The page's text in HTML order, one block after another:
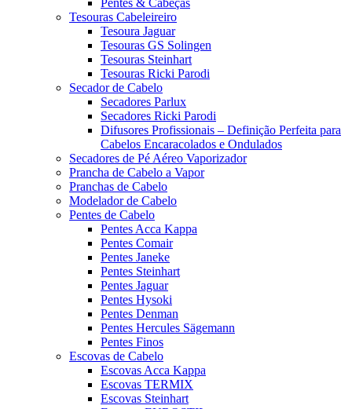
Pentes & Cabeças
Tesouras Cabeleireiro
Tesoura Jaguar
Tesouras GS Solingen
Tesouras Steinhart
Tesouras Ricki Parodi
Secador de Cabelo
Secadores Parlux
Secadores Ricki Parodi
Difusores Profissionais – Definição Perfeita para
Cabelos Encaracolados e Ondulados
Secadores de Pé Aéreo Vaporizador
Prancha de Cabelo a Vapor
Pranchas de Cabelo
Modelador de Cabelo
Pentes de Cabelo
Pentes Acca Kappa
Pentes Comair
Pentes Janeke
Pentes Steinhart
Pentes Jaguar
Pentes Hysoki
Pentes Denman
Pentes Hercules Sägemann
Pentes Finos
Escovas de Cabelo
Escovas Acca Kappa
Escovas TERMIX
Escovas Steinhart